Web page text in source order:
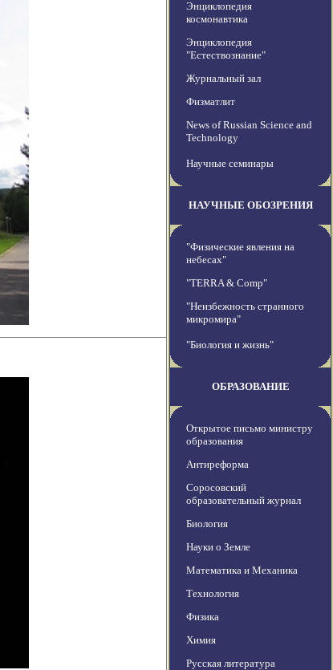
Энциклопедия
космонавтика
Энциклопедия
"Естествознание"
Журнальный зал
Физматлит
News of Russian Science and
Technology
Научные семинары
НАУЧНЫЕ ОБОЗРЕНИЯ
"Физические явления на
небесах"
"TERRA & Comp"
"Неизбежность странного
микромира"
"Биология и жизнь"
ОБРАЗОВАНИЕ
Открытое письмо министру
образования
Антиреформа
Соросовский
образовательный журнал
Биология
Науки о Земле
Математика и Механика
Технология
Физика
Химия
Русская литература